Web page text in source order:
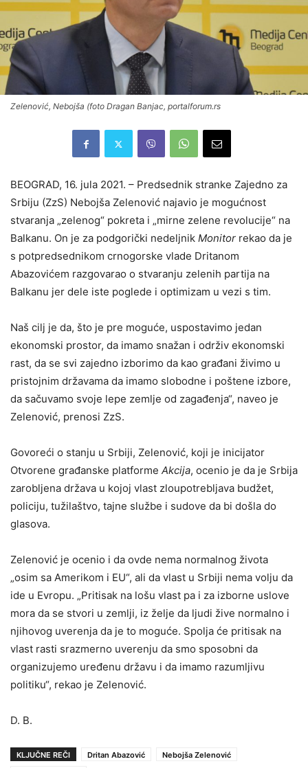
Zelenović, Nebojša (foto Dragan Banjac, portalforum.rs
BEOGRAD, 16. jula 2021. – Predsednik stranke Zajedno za
Srbiju (ZzS) Nebojša Zelenović najavio je mogućnost
stvaranja „zelenog“ pokreta i „mirne zelene revolucije“ na
Balkanu. On je za podgorički nedeljnik Monitor rekao da je
s potpredsednikom crnogorske vlade Dritanom
Abazovićem razgovarao o stvaranju zelenih partija na
Balkanu jer dele iste poglede i optimizam u vezi s tim.
Naš cilj je da, što je pre moguće, uspostavimo jedan
ekonomski prostor, da imamo snažan i održiv ekonomski
rast, da se svi zajedno izborimo da kao građani živimo u
pristojnim državama da imamo slobodne i poštene izbore,
da sačuvamo svoje lepe zemlje od zagađenja“, naveo je
Zelenović, prenosi ZzS.
Govoreći o stanju u Srbiji, Zelenović, koji je inicijator
Otvorene građanske platforme Akcija, ocenio je da je Srbija
zarobljena država u kojoj vlast zloupotrebljava budžet,
policiju, tužilaštvo, tajne službe i sudove da bi došla do
glasova.
Zelenović je ocenio i da ovde nema normalnog života
„osim sa Amerikom i EU“, ali da vlast u Srbiji nema volju da
ide u Evropu. „Pritisak na lošu vlast pa i za izborne uslove
mora da se stvori u zemlji, iz želje da ljudi žive normalno i
njihovog uverenja da je to moguće. Spolja će pritisak na
vlast rasti srazmerno uverenju da smo sposobni da
organizujemo uređenu državu i da imamo razumljivu
politiku“, rekao je Zelenović.
D. B.
KLJUČNE REČI Dritan Abazović
Nebojša Zelenović